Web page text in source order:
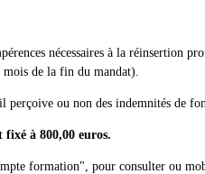
nécessaires à la réinsertion
de la fin du mandat).
perçoive ou non des indemnités de
à 800,00 euros.
formation", pour consulter ou